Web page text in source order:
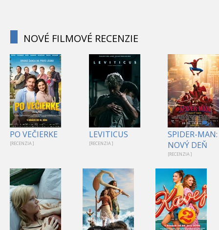
NOVÉ FILMOVÉ RECENZIE
PO VEČIERKE
[RECENZIA ]
LEVITICUS
[RECENZIA ]
1
SPIDER-MAN:
NOVÝ DEŇ
[RECENZIA ]